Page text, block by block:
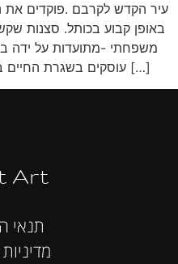
עיר הקדש לקרבם .פוקדים את
באופן קבוע בכותל. סצנות
משפחתי -מתועדות על ידה
עוסקים בשגרת החיים בירושלים, התייחסות ייחודית לנוף […]
Art
תנאי